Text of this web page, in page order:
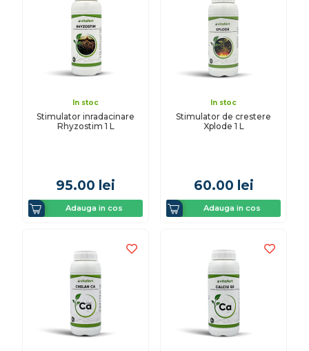
In stoc
Stimulator inradacinare
Rhyzostim 1 L
95.00 lei
Adauga in cos
In stoc
Stimulator de crestere
Xplode 1 L
60.00 lei
Adauga in cos